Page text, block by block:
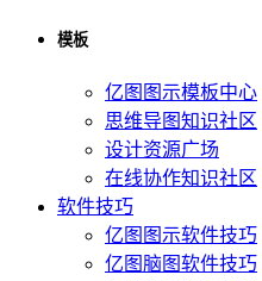
模板
亿图图示模板中心
思维导图知识社区
设计资源广场
在线协作知识社区
软件技巧
亿图图示软件技巧
亿图脑图软件技巧